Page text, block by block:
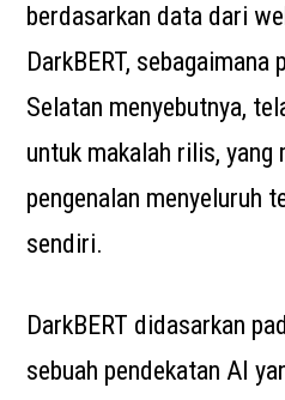
berdasarkan data dari
DarkBERT,
Selatan menyebutnya,
untuk makalah rilis, yang
pengenalan menyeluruh
sendiri.
DarkBERT didasarkan
sebuah pendekatan AI